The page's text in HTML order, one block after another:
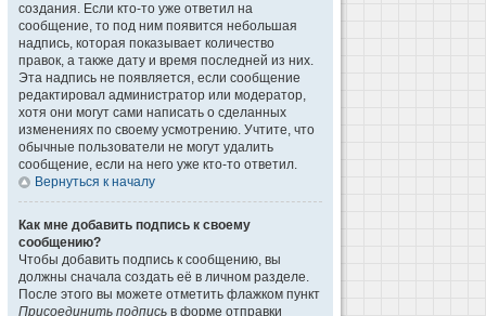
создания. Если кто-то уже ответил на
сообщение, то под ним появится небольшая
надпись, которая показывает количество
правок, а также дату и время последней из них.
Эта надпись не появляется, если сообщение
редактировал администратор или модератор,
хотя они могут сами написать о сделанных
изменениях по своему усмотрению. Учтите, что
обычные пользователи не могут удалить
сообщение, если на него уже кто-то ответил.
Вернуться к началу
Как мне добавить подпись к своему
сообщению?
Чтобы добавить подпись к сообщению, вы
должны сначала создать её в личном разделе.
После этого вы можете отметить флажком пункт
Присоединить подпись в форме отправки